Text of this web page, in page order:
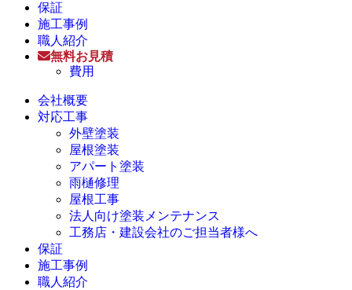
保証
施工事例
職人紹介
無料お見積
費用
会社概要
対応工事
外壁塗装
屋根塗装
アパート塗装
雨樋修理
屋根工事
法人向け塗装メンテナンス
工務店・建設会社のご担当者様へ
保証
施工事例
職人紹介